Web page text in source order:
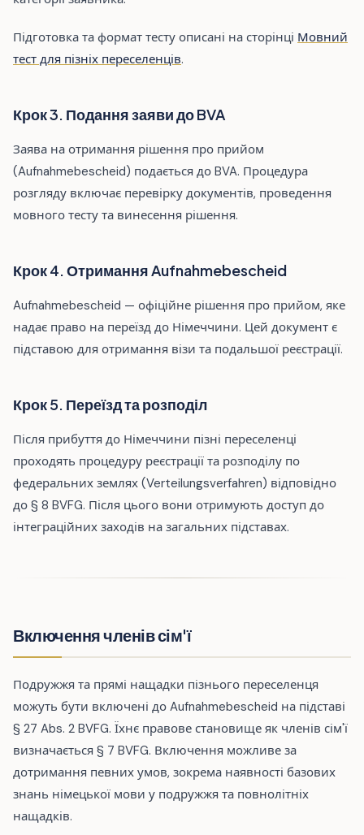
Підготовка та формат тесту описані на сторінці Мовний
тест для пізніх переселенців.
Крок 3. Подання заяви до BVA
Заява на отримання рішення про прийом
(Aufnahmebescheid) подається до BVA. Процедура
розгляду включає перевірку документів, проведення
мовного тесту та винесення рішення.
Крок 4. Отримання Aufnahmebescheid
Aufnahmebescheid — офіційне рішення про прийом, яке
надає право на переїзд до Німеччини. Цей документ є
підставою для отримання візи та подальшої реєстрації.
Крок 5. Переїзд та розподіл
Після прибуття до Німеччини пізні переселенці
проходять процедуру реєстрації та розподілу по
федеральних землях (Verteilungsverfahren) відповідно
до § 8 BVFG. Після цього вони отримують доступ до
інтеграційних заходів на загальних підставах.
Включення членів сім'ї
Подружжя та прямі нащадки пізнього переселенця
можуть бути включені до Aufnahmebescheid на підставі
§ 27 Abs. 2 BVFG. Їхнє правове становище як членів сім'ї
визначається § 7 BVFG. Включення можливе за
дотримання певних умов, зокрема наявності базових
знань німецької мови у подружжя та повнолітніх
нащадків.